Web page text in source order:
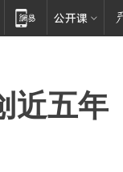
近五年